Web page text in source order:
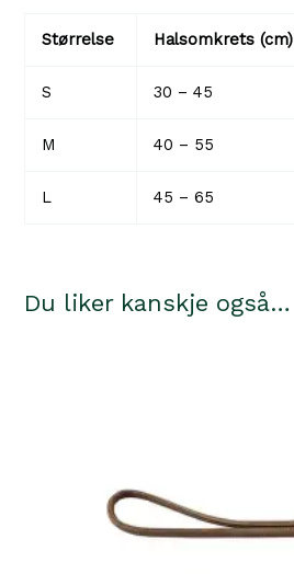
Størrelse Halsomkrets (cm)
S 30 – 45
M 40 – 55
L 45 – 65
Du liker kanskje også…